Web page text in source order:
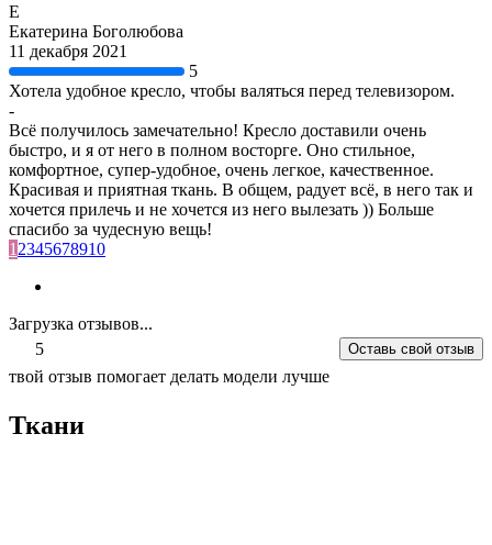
Е
Екатерина Боголюбова
11 декабря 2021
5
Хотела удобное кресло, чтобы валяться перед телевизором.
-
Всё получилось замечательно! Кресло доставили очень
быстро, и я от него в полном восторге. Оно стильное,
комфортное, супер-удобное, очень легкое, качественное.
Красивая и приятная ткань. В общем, радует всё, в него так и
хочется прилечь и не хочется из него вылезать )) Больше
спасибо за чудесную вещь!
1 2345678910
Загрузка отзывов...
5
Оставь свой отзыв
твой отзыв помогает делать модели лучше
Ткани